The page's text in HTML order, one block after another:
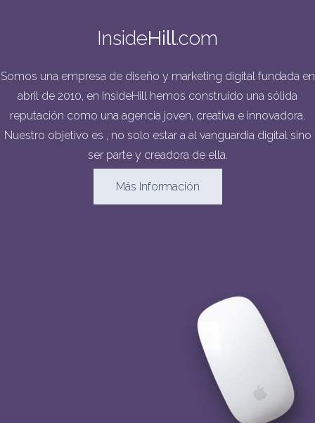
InsideHill.com
Somos una empresa de diseño y marketing digital fundada en
abril de 2010, en InsideHill hemos construido una sólida
reputación como una agencia joven, creativa e innovadora.
Nuestro objetivo es , no solo estar a al vanguardia digital sino
ser parte y creadora de ella.
Más Información